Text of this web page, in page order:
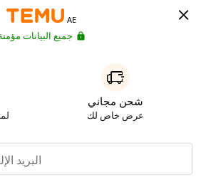
AE
جميع البيانات
شحن مجاني
عرض خاص لك